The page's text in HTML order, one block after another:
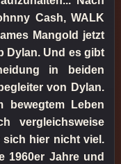
Cash, WALK
Mangold jetzt
Dylan. Und es gibt
in beiden
von Dylan.
bewegtem Leben
vergleichsweise
sich hier nicht viel.
1960er Jahre und